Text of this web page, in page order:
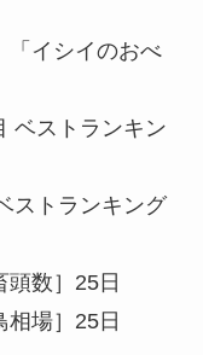
「イシイのおべ
ベストランキン
ストランキング
頭数］25日
相場］25日